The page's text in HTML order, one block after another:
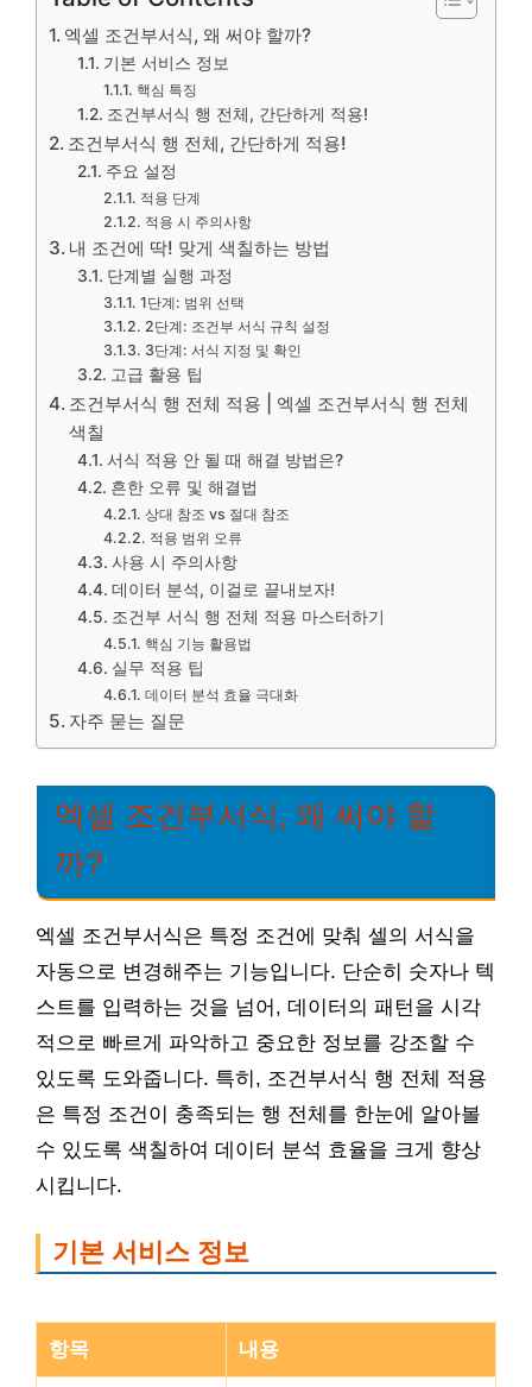
엑셀 조건부서식, 왜 써야 할까?
기본 서비스 정보
핵심 특징
조건부서식 행 전체, 간단하게 적용!
조건부서식 행 전체, 간단하게 적용!
주요 설정
적용 단계
적용 시 주의사항
내 조건에 딱! 맞게 색칠하는 방법
단계별 실행 과정
1단계: 범위 선택
2단계: 조건부 서식 규칙 설정
3단계: 서식 지정 및 확인
고급 활용 팁
조건부서식 행 전체 적용 | 엑셀 조건부서식 행 전체
색칠
서식 적용 안 될 때 해결 방법은?
흔한 오류 및 해결법
상대 참조 vs 절대 참조
적용 범위 오류
사용 시 주의사항
데이터 분석, 이걸로 끝내보자!
조건부 서식 행 전체 적용 마스터하기
핵심 기능 활용법
실무 적용 팁
데이터 분석 효율 극대화
자주 묻는 질문
엑셀 조건부서식, 왜 써야 할
까?
엑셀 조건부서식은 특정 조건에 맞춰 셀의 서식을
자동으로 변경해주는 기능입니다. 단순히 숫자나 텍
스트를 입력하는 것을 넘어, 데이터의 패턴을 시각
적으로 빠르게 파악하고 중요한 정보를 강조할 수
있도록 도와줍니다. 특히, 조건부서식 행 전체 적용
은 특정 조건이 충족되는 행 전체를 한눈에 알아볼
수 있도록 색칠하여 데이터 분석 효율을 크게 향상
시킵니다.
기본 서비스 정보
항목 내용